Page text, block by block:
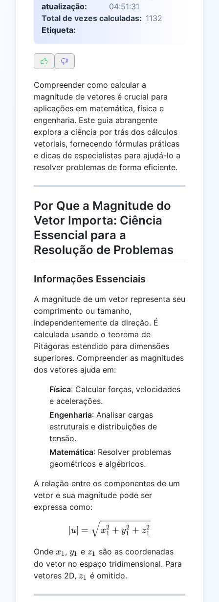
atualização:
04:51:31
Total de vezes calculadas: 1132
Etiqueta:
Compreender como calcular a
magnitude de vetores é crucial para
aplicações em matemática, física e
engenharia. Este guia abrangente
explora a ciência por trás dos cálculos
vetoriais, fornecendo fórmulas práticas
e dicas de especialistas para ajudá-lo a
resolver problemas de forma eficiente.
Por Que a Magnitude do
Vetor Importa: Ciência
Essencial para a
Resolução de Problemas
Informações Essenciais
A magnitude de um vetor representa seu
comprimento ou tamanho,
independentemente da direção. É
calculada usando o teorema de
Pitágoras estendido para dimensões
superiores. Compreender as magnitudes
dos vetores ajuda em:
Física: Calcular forças, velocidades
e acelerações.
Engenharia: Analisar cargas
estruturais e distribuições de
tensão.
Matemática: Resolver problemas
geométricos e algébricos.
A relação entre os componentes de um
vetor e sua magnitude pode ser
expressa como:
|u| = \sqrt{x_1^2 +
u∣ = x1
2 + y1
2 + z1
2
Onde x_1
x1, y_1
y1 e z_1
z1 são as coordenadas
do vetor no espaço tridimensional. Para
vetores 2D, z_1
z1 é omitido.